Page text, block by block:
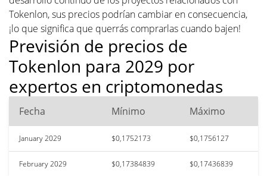
Tokenlon, sus precios podrían cambiar en consecuencia,
¡lo que significa que querrás comprarlas cuando bajen!
Previsión de precios de
Tokenlon para 2029 por
expertos en criptomonedas
Fecha Mínimo Máximo
January 2029 $0,1752173 $0,1756127
February 2029 $0,17384839 $0,17436839